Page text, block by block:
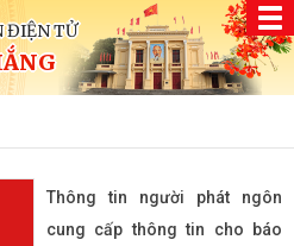
ĐIỆN TỬ
Thông tin người phát ngôn
cung cấp thông tin cho báo